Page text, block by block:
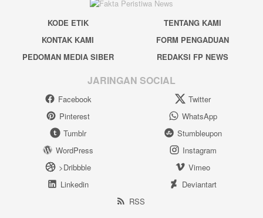
KODE ETIK
TENTANG KAMI
KONTAK KAMI
FORM PENGADUAN
PEDOMAN MEDIA SIBER
REDAKSI FP NEWS
JARINGAN SOCIAL
Facebook
Twitter
Pinterest
WhatsApp
Tumblr
Stumbleupon
WordPress
Instagram
>Dribbble
Vimeo
Linkedin
Deviantart
RSS